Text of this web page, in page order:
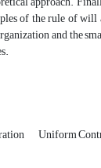
of the rule of will
and the
Uniform